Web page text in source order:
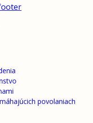
povolaniach